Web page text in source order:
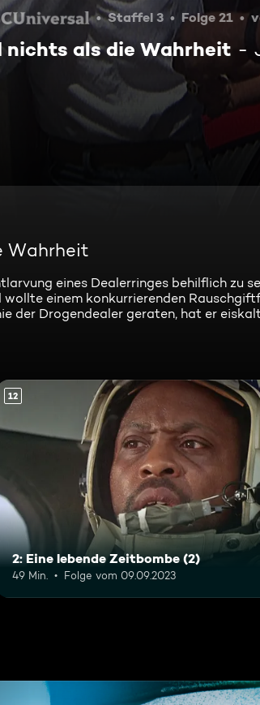
Staffel 3 Folge 21
nichts als die Wahrheit
Wahrheit
eines Dealerringes behilflich zu
einem konkurrierenden
der Drogendealer geraten, hat er
12
2: Eine lebende Zeitbombe (2)
49 Min. Folge vom 09.09.2023